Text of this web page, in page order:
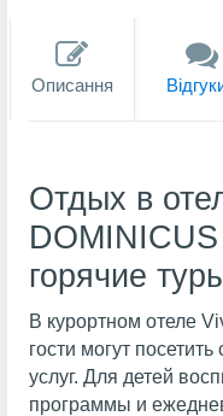
Описання
Отдых в
горячие
В курортном отеле
гости могут
услуг. Для детей
программы и